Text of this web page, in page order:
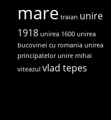
mare traian unire
1918 unirea 1600 unirea
bucovinei cu romania unirea
principatelor unire mihai
viteazul vlad tepes